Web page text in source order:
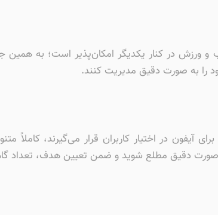
ورزش در کنار یکدیگر امکان‌پذیر است؛ به همین
را به صورت دقیق مدیریت کنند.
برای آیفون در اختیار کاربران قرار می‌گیرند،
دقیق مطلع شوید و ضمن تعیین هدف، تعداد